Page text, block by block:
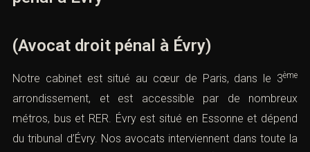
(Avocat droit pénal à Évry)
Notre cabinet est situé au cœur de Paris, dans le 3ème
arrondissement, et est accessible par de nombreux
métros, bus et RER. Évry est situé en Essonne et dépend
du tribunal d’Évry. Nos avocats interviennent dans toute la